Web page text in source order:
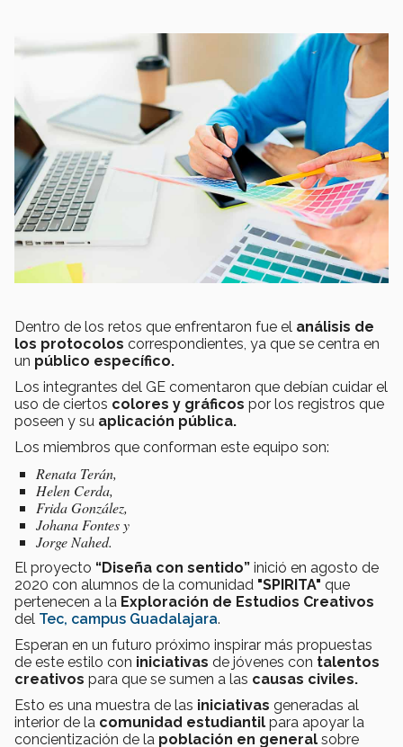
Dentro de los retos que enfrentaron fue el análisis de
los protocolos correspondientes, ya que se centra en
un público específico.
Los integrantes del GE comentaron que debían cuidar el
uso de ciertos colores y gráficos por los registros que
poseen y su aplicación pública.
Los miembros que conforman este equipo son:
Renata Terán,
Helen Cerda,
Frida González,
Johana Fontes y
Jorge Nahed.
El proyecto “Diseña con sentido” inició en agosto de
2020 con alumnos de la comunidad "SPIRITA" que
pertenecen a la Exploración de Estudios Creativos
del Tec, campus Guadalajara.
Esperan en un futuro próximo inspirar más propuestas
de este estilo con iniciativas de jóvenes con talentos
creativos para que se sumen a las causas civiles.
Esto es una muestra de las iniciativas generadas al
interior de la comunidad estudiantil para apoyar la
concientización de la población en general sobre